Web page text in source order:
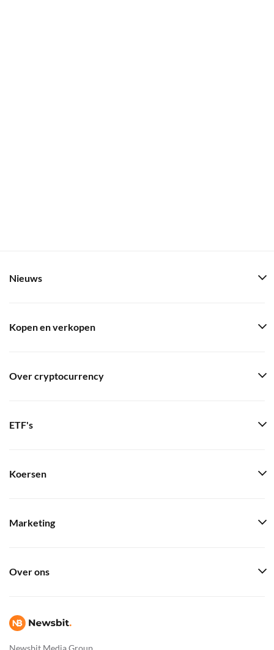
Newsbit Media Group
Nieuws
Kopen en verkopen
Over cryptocurrency
ETF's
Koersen
Marketing
Over ons